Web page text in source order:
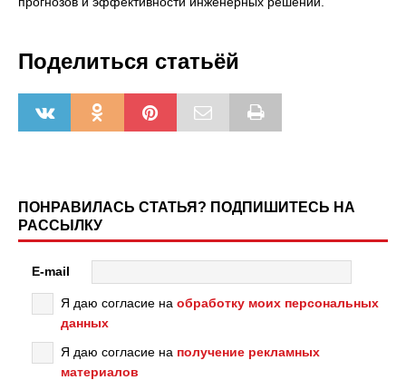
Поделиться статьёй
ПОНРАВИЛАСЬ СТАТЬЯ? ПОДПИШИТЕСЬ НА
РАССЫЛКУ
E-mail
Я даю согласие на обработку моих персональных
данных
Я даю согласие на получение рекламных
материалов